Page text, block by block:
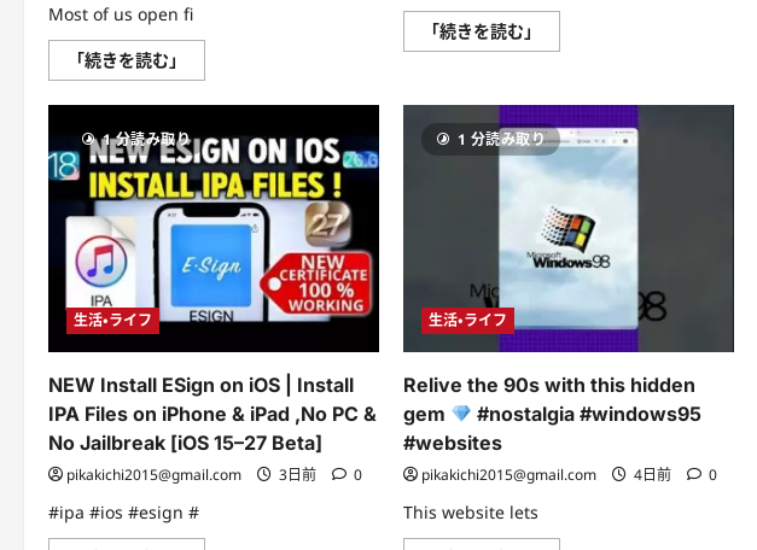
Most of us open fi
「続きを読む」
Mac
Open
Faster
—
Most
People
Never
Set
Up
に
い
て
に
読
む
「続きを読む」
greatest
つ
い
て
さ
に
読
む
1 分読み取り
生活・ライフ
NEW Install ESign on iOS | Install
IPA Files on iPhone & iPad ,No PC &
No Jailbreak [iOS 15–27 Beta]
pikakichi2015@gmail.com 3日前 0
#ipa #ios #esign #
1 分読み取り
生活・ライフ
Relive the 90s with this hidden
gem
#nostalgia #windows95
#websites
pikakichi2015@gmail.com 4日前 0
This website lets